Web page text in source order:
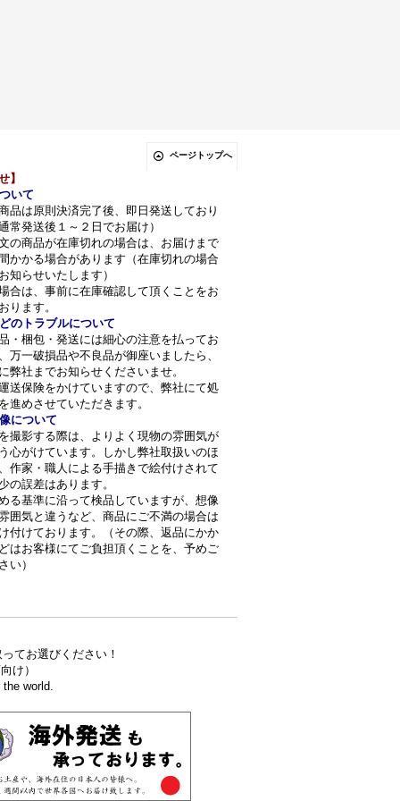
ページトップへ
】
いて
品は原則決済完了後、即日発送しており
常発送後１～２日でお届け）
の商品が在庫切れの場合は、お届けまで
かかる場合があります（在庫切れの場合
知らせいたします）
合は、事前に在庫確認して頂くことをお
ります。
のトラブルについて
・梱包・発送には細心の注意を払ってお
万一破損品や不良品が御座いましたら、
弊社までお知らせくださいませ。
送保険をかけていますので、弊社にて処
進めさせていただきます。
について
撮影する際は、よりよく現物の雰囲気が
心がけています。しかし弊社取扱いのほ
作家・職人による手描きで絵付けされて
の誤差はあります。
る基準に沿って検品していますが、想像
囲気と違うなど、商品にご不満の場合は
付けております。（その際、返品にかか
はお客様にてご負担頂くことを、予めご
い）
てお選びください！
向け）
world.